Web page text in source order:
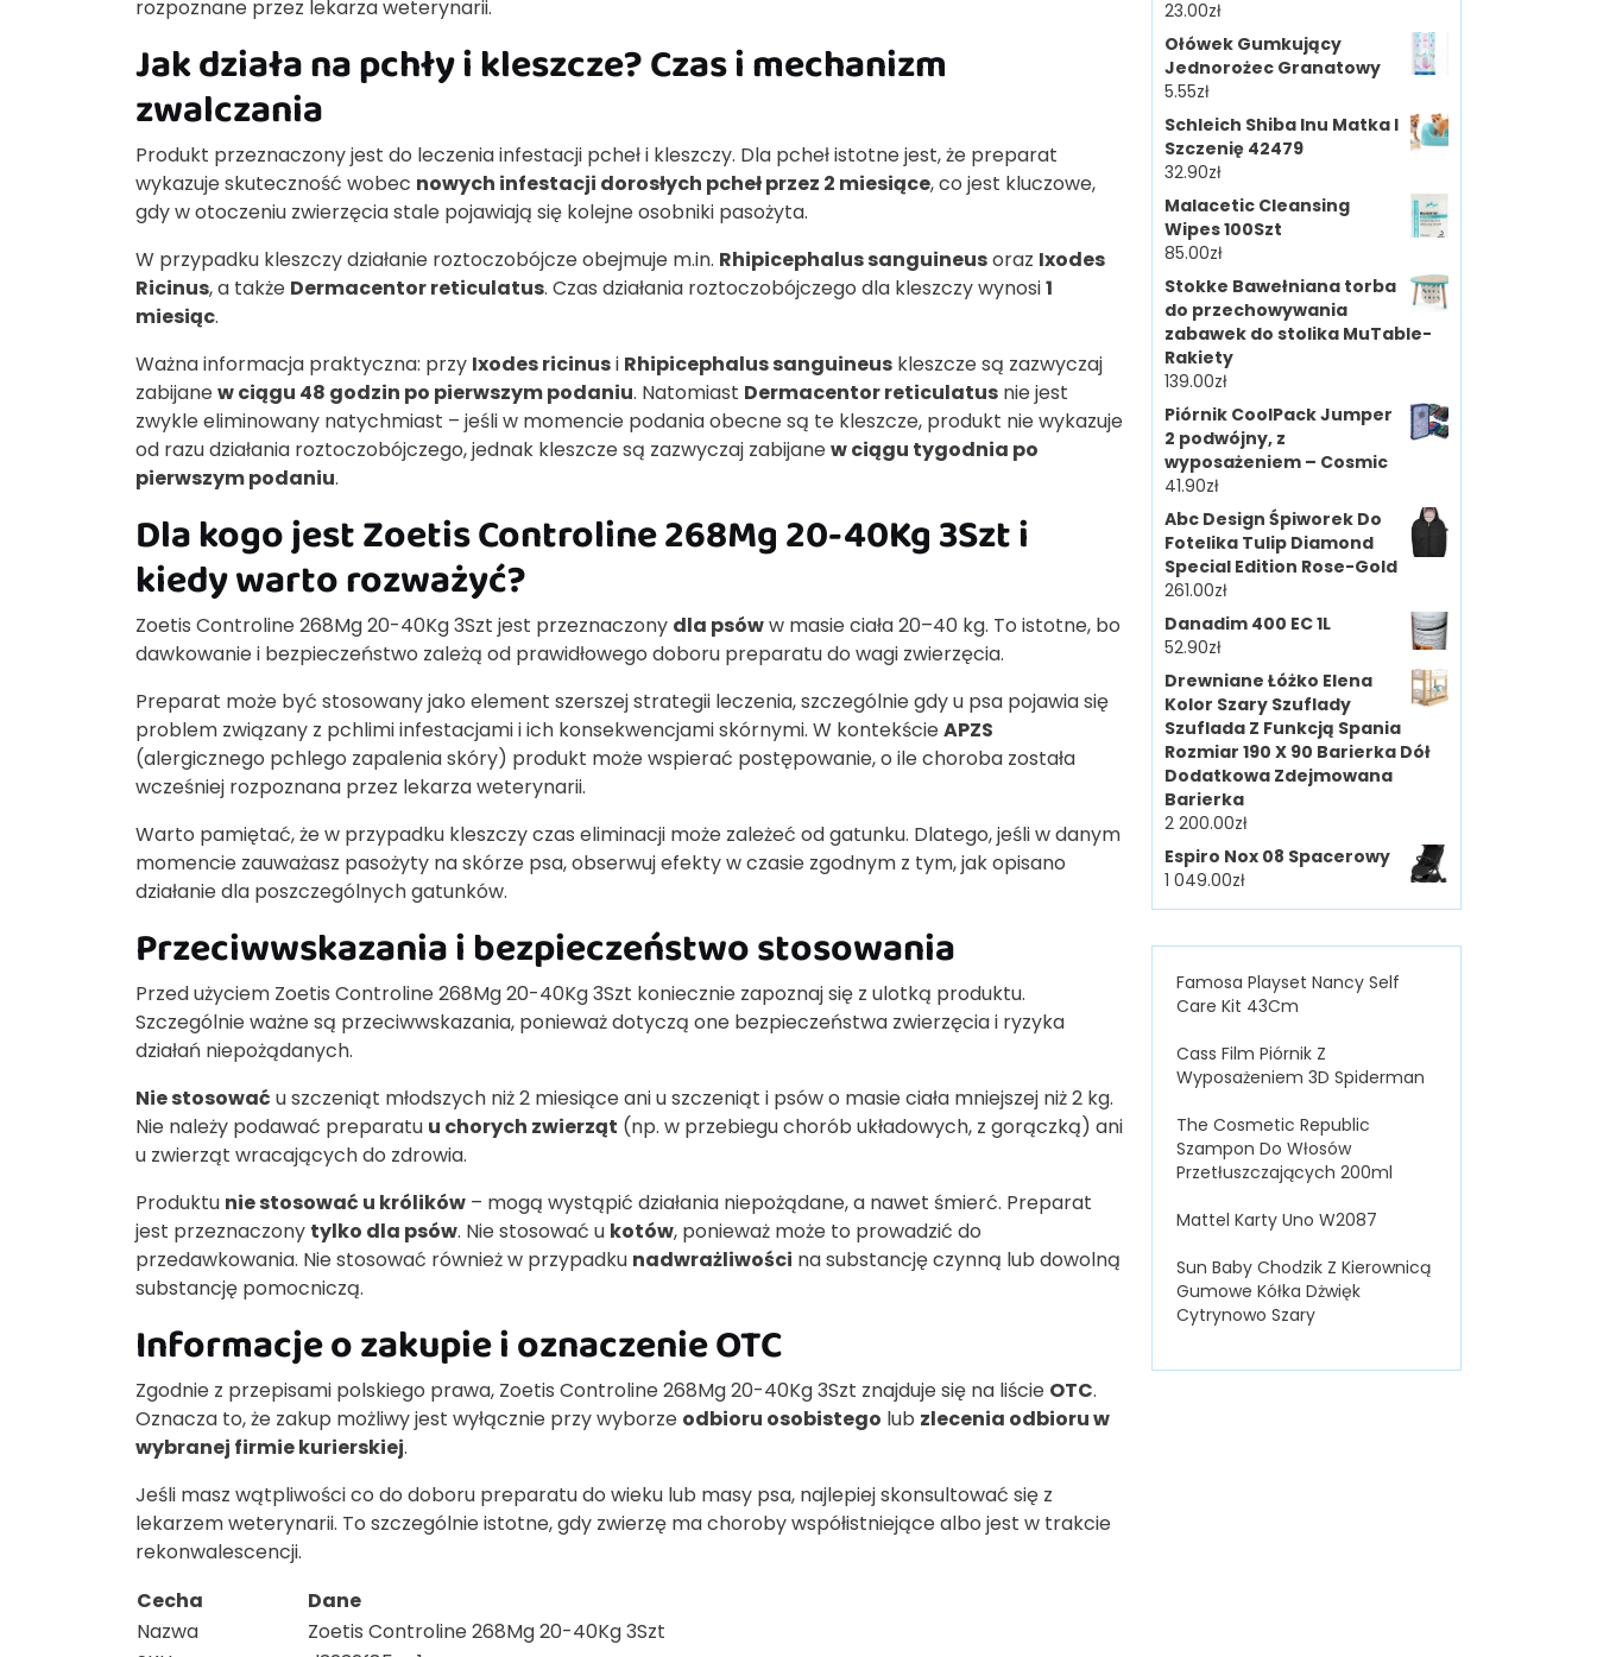
rozpoznane przez lekarza weterynarii.
Jak działa na pchły i kleszcze? Czas i mechanizm
zwalczania
Produkt przeznaczony jest do leczenia infestacji pcheł i kleszczy. Dla pcheł istotne jest, że preparat
wykazuje skuteczność wobec nowych infestacji dorosłych pcheł przez 2 miesiące, co jest kluczowe,
gdy w otoczeniu zwierzęcia stale pojawiają się kolejne osobniki pasożyta.
W przypadku kleszczy działanie roztoczobójcze obejmuje m.in. Rhipicephalus sanguineusoraz Ixodes
Ricinus, a także Dermacentor reticulatus. Czas działania roztoczobójczego dla kleszczy wynosi1
miesiąc.
Ważna informacja praktyczna: przy Ixodes ricinusi Rhipicephalus sanguineus kleszcze są zazwyczaj
zabijanew ciągu 48 godzin po pierwszym podaniu. Natomiast Dermacentor reticulatus nie jest
zwykle eliminowany natychmiast – jeśli w momencie podania obecne są te kleszcze, produkt nie wykazuje
od razu działania roztoczobójczego, jednak kleszcze są zazwyczaj zabijanew ciągu tygodnia po
pierwszym podaniu.
Dla kogo jest Zoetis Controline 268Mg 20-40Kg 3Szt i
kiedy warto rozważyć?
Zoetis Controline 268Mg 20-40Kg 3Szt jest przeznaczony dla psóww masie ciała 20–40 kg. To istotne, bo
dawkowanie i bezpieczeństwo zależą od prawidłowego doboru preparatu do wagi zwierzęcia.
Preparat może być stosowany jako element szerszej strategii leczenia, szczególnie gdy u psa pojawia się
problem związany z pchlimi infestacjami i ich konsekwencjami skórnymi. W kontekścieAPZS
(alergicznego pchlego zapalenia skóry) produkt może wspierać postępowanie, o ile choroba została
wcześniej rozpoznana przez lekarza weterynarii.
Warto pamiętać, że w przypadku kleszczy czas eliminacji może zależeć od gatunku. Dlatego, jeśli w danym
momencie zauważasz pasożyty na skórze psa, obserwuj efekty w czasie zgodnym z tym, jak opisano
działanie dla poszczególnych gatunków.
Przeciwwskazania i bezpieczeństwo stosowania
Przed użyciem Zoetis Controline 268Mg 20-40Kg 3Szt koniecznie zapoznaj się z ulotką produktu.
Szczególnie ważne są przeciwwskazania, ponieważ dotyczą one bezpieczeństwa zwierzęcia i ryzyka
działań niepożądanych.
Nie stosować u szczeniąt młodszych niż 2 miesiące ani u szczeniąt i psów o masie ciała mniejszej niż 2 kg.
Nie należy podawać preparatu u chorych zwierząt (np. w przebiegu chorób układowych, z gorączką) ani
u zwierząt wracających do zdrowia.
Produktu nie stosować u królików – mogą wystąpić działania niepożądane, a nawet śmierć. Preparat
jest przeznaczony tylko dla psów. Nie stosować u kotów, ponieważ może to prowadzić do
przedawkowania. Nie stosować również w przypadku nadwrażliwości na substancję czynną lub dowolną
substancję pomocniczą.
Informacje o zakupie i oznaczenie OTC
Zgodnie z przepisami polskiego prawa, Zoetis Controline 268Mg 20-40Kg 3Szt znajduje się na liście OTC.
Oznacza to, że zakup możliwy jest wyłącznie przy wyborze odbioru osobistego lub zlecenia odbioru w
wybranej firmie kurierskiej.
Jeśli masz wątpliwości co do doboru preparatu do wieku lub masy psa, najlepiej skonsultować się z
lekarzem weterynarii. To szczególnie istotne, gdy zwierzę ma choroby współistniejące albo jest w trakcie
rekonwalescencji.
Cecha
Dane
Nazwa
Zoetis Controline 268Mg 20-40Kg 3Szt
23.00zł
Ołówek Gumkujący
Jednorożec Granatowy
5.55zł
Schleich Shiba Inu Matka I
Szczenię 42479
32.90zł
Malacetic Cleansing
Wipes 100Szt
85.00zł
Stokke Bawełniana torba
do przechowywania
zabawek do stolika MuTable-
Rakiety
139.00zł
Piórnik CoolPack Jumper
2 podwójny, z
wyposażeniem – Cosmic
41.90zł
Abc Design Śpiworek Do
Fotelika Tulip Diamond
Special Edition Rose-Gold
261.00zł
Danadim 400 EC 1L
52.90zł
Drewniane Łóżko Elena
Kolor Szary Szuflady
Szuflada Z Funkcją Spania
Rozmiar 190 X 90 Barierka Dół
Dodatkowa Zdejmowana
Barierka
2 200.00zł
Espiro Nox 08 Spacerowy
1 049.00zł
Famosa Playset Nancy Self
Care Kit 43Cm
Cass Film Piórnik Z
Wyposażeniem 3D Spiderman
The Cosmetic Republic
Szampon Do Włosów
Przetłuszczających 200ml
Mattel Karty Uno W2087
Sun Baby Chodzik Z Kierownicą
Gumowe Kółka Dżwięk
Cytrynowo Szary